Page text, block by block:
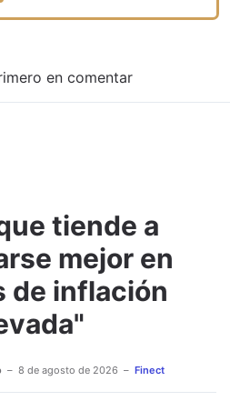
en comentar
Adjuntar imagen Comentar
tiende a
mejor en
de inflación
8 de agosto de 2026 Finect